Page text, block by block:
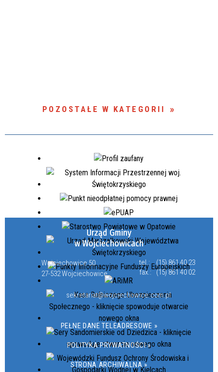
POZOSTAŁE W KATEGORII
Urząd Gminy
w Wojciechowicach
Wojciechowice 50
27-532 Wojciechowice
tel.:
(15) 861 40 23
fax.:
(15) 861 40 02
sekretariat@wojciechowice.com.pl
PEŁNE DANE TELEADRESOWE »
POLITYKA PRYWATNOŚCI »
STRONA ARCHIWALNA »